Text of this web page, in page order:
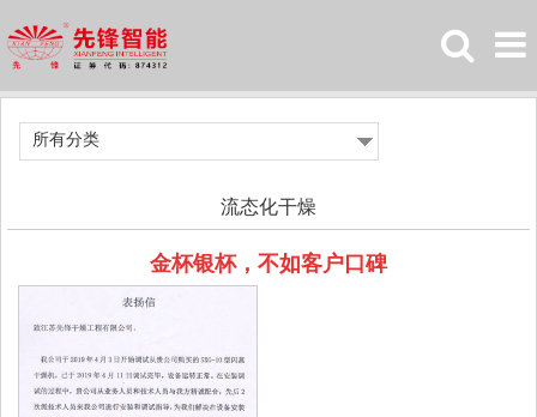
所有分类
流态化干燥
金杯银杯，不如客户口碑